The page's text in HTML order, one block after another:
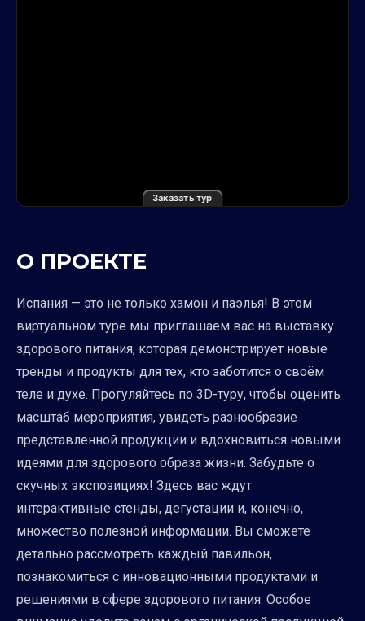
Заказать тур
О ПРОЕКТЕ
Испания — это не только хамон и паэлья! В этом
виртуальном туре мы приглашаем вас на выставку
здорового питания, которая демонстрирует новые
тренды и продукты для тех, кто заботится о своём
теле и духе. Прогуляйтесь по 3D-туру, чтобы оценить
масштаб мероприятия, увидеть разнообразие
представленной продукции и вдохновиться новыми
идеями для здорового образа жизни. Забудьте о
скучных экспозициях! Здесь вас ждут
интерактивные стенды, дегустации и, конечно,
множество полезной информации. Вы сможете
детально рассмотреть каждый павильон,
познакомиться с инновационными продуктами и
решениями в сфере здорового питания. Особое